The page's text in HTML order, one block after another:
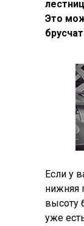
Это
Если у
нижняя
высоту
уже